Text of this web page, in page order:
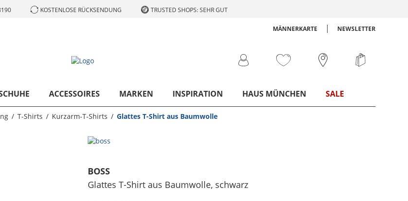
KOSTENLOSE RÜCKSENDUNG TRUSTED SHOPS: SEHR GUT
MÄNNERKARTE NEWSLETTER
ACCESSOIRES MARKEN INSPIRATION HAUS MÜNCHEN SALE
T-Shirts Kurzarm-T-Shirts Glattes T-Shirt aus Baumwolle
BOSS
Glattes T-Shirt aus Baumwolle, schwarz